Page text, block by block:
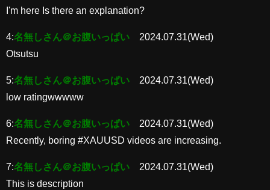
I'm here Is there an explanation?
4:名無しさん＠お腹いっぱい
2024.07.31(Wed)
Otsutsu
5:名無しさん＠お腹いっぱい
2024.07.31(Wed)
low ratingwwwww
6:名無しさん＠お腹いっぱい
2024.07.31(Wed)
Recently, boring #XAUUSD videos are increasing.
7:名無しさん＠お腹いっぱい
2024.07.31(Wed)
This is description